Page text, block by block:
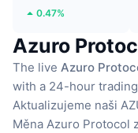
0.47%
Azuro
The live Azuro
with a 24-hour
Aktualizujeme naši
Měna Azuro Protocol